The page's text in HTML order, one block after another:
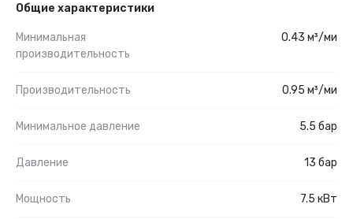
Общие характеристики
Минимальная
производительность
0.43 м³/ми
Производительность 0.95 м³/ми
Минимальное давление 5.5 бар
Давление 13 бар
Мощность 7.5 кВт